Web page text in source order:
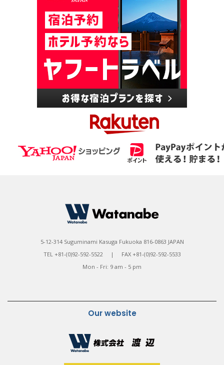
5-12-314 Suguminami Kasuga Fukuoka 816-0863 JAPAN
TEL +81-(0)92-592-5522 | FAX +81-(0)92-592-5533
Mon - Fri: 9 am - 5 pm
Our website